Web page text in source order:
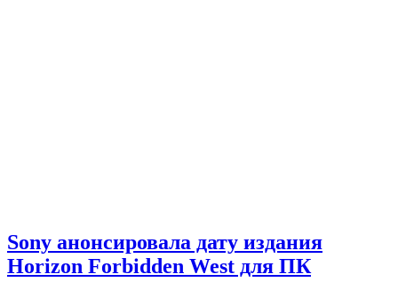
Sony анонсировала дату издания
Horizon Forbidden West для ПК